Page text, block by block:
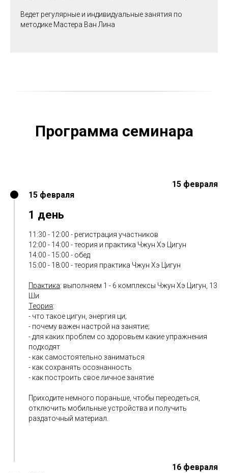
Ведет регулярные и индивидуальные занятия по
методике Мастера Ван Лина
Программа семинара
15 февраля
15 февраля
1 день
11:30 - 12:00 - регистрация участников
12:00 - 14:00 - теория и практика Чжун Хэ Цигун
14:00 - 15:00 - обед
15:00 - 18:00 - теория практика Чжун Хэ Цигун
Практика: выполняем 1 - 6 комплексы Чжун Хэ Цигун, 13
Ши
Теория:
- что такое цигун, энергия ци;
- почему важен настрой на занятие;
- для каких проблем со здоровьем какие упражнения
подходят
- как самостоятельно заниматься
- как сохранять осознанность
- как построить свое личное занятие
Приходите немного пораньше, чтобы переодеться,
отключить мобильные устройства и получить
раздаточный материал.
16 февраля